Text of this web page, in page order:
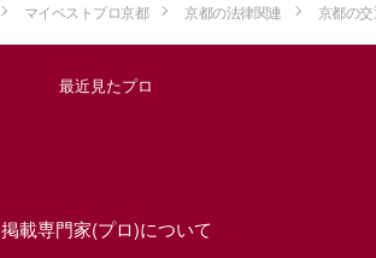
マイベストプロ京都 京都の法律関連 京都の
最近見たプロ
掲載専門家(プロ)について